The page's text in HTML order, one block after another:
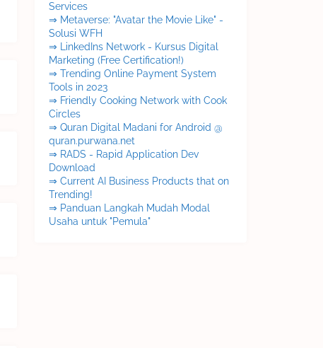
Services
⇒ Metaverse: "Avatar the Movie Like" -
Solusi WFH
⇒ LinkedIns Network - Kursus Digital
Marketing (Free Certification!)
⇒ Trending Online Payment System
Tools in 2023
⇒ Friendly Cooking Network with Cook
Circles
⇒ Quran Digital Madani for Android @
quran.purwana.net
⇒ RADS - Rapid Application Dev
Download
⇒ Current AI Business Products that on
Trending!
⇒ Panduan Langkah Mudah Modal
Usaha untuk "Pemula"